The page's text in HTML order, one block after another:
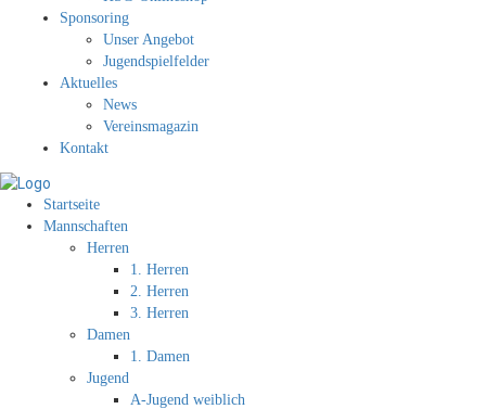
Sponsoring
Unser Angebot
Jugendspielfelder
Aktuelles
News
Vereinsmagazin
Kontakt
Startseite
Mannschaften
Herren
1. Herren
2. Herren
3. Herren
Damen
1. Damen
Jugend
A-Jugend weiblich